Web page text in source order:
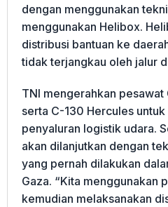
dengan menggunakan
menggunakan Helibox.
distribusi bantuan ke
tidak terjangkau oleh jalur
TNI mengerahkan pesawat
serta C-130 Hercules
penyaluran logistik udara.
akan dilanjutkan dengan
yang pernah dilakukan
Gaza. “Kita menggunakan
kemudian melaksanakan